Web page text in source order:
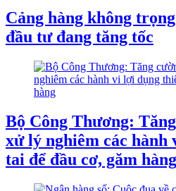
Cảng hàng không
đầu tư đang tăng tốc
Bộ Công Thương:
xử lý nghiêm các hành
tai để đầu cơ, găm hàng